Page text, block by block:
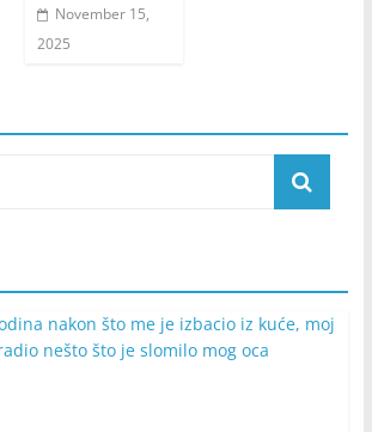
November 15,
2025